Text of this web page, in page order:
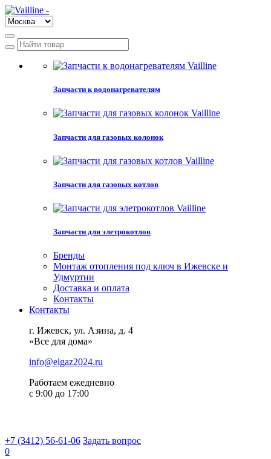
Запчасти к водонагревателям
Запчасти для газовых колонок
Запчасти для газовых котлов
Запчасти для элетрокотлов
Бренды
Монтаж отопления под ключ в Ижевске и
Удмуртии
Доставка и оплата
Контакты
Контакты
г. Ижевск, ул. Азина, д. 4
«Все для дома»
info@elgaz2024.ru
Работаем eжедневно
с 9:00 до 17:00
+7 (3412) 56-61-06 Задать вопрос
0